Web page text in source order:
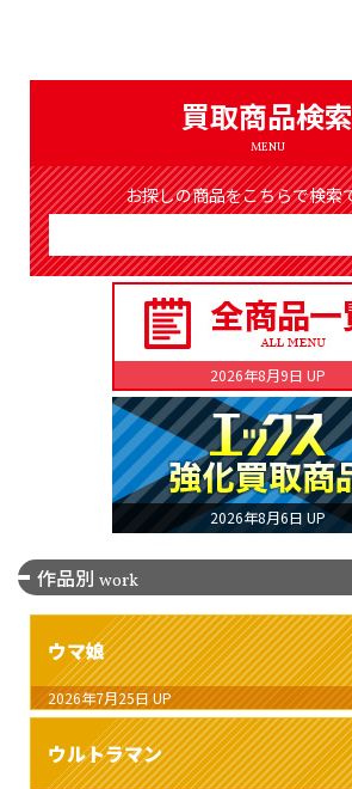
買取商品検索
MENU
お探しの商品をこちらで検索
2026年8月9日 UP
2026年8月6日 UP
作品別 work
ウマ娘
2026年7月25日 UP
ウルトラマン